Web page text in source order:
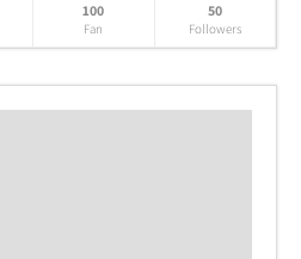
100
Fan
50
Followers